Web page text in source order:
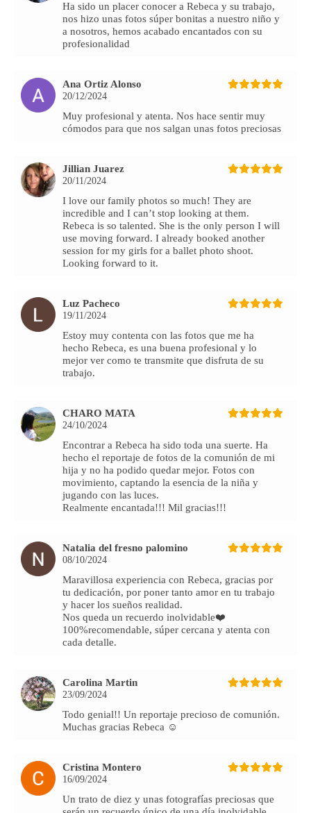
Ha sido un placer conocer a Rebeca y su trabajo,
nos hizo unas fotos súper bonitas a nuestro niño y
a nosotros, hemos acabado encantados con su
profesionalidad
Ana Ortiz Alonso
20/12/2024
Muy profesional y atenta. Nos hace sentir muy
cómodos para que nos salgan unas fotos preciosas
Jillian Juarez
20/11/2024
I love our family photos so much! They are
incredible and I can’t stop looking at them.
Rebeca is so talented. She is the only person I will
use moving forward. I already booked another
session for my girls for a ballet photo shoot.
Looking forward to it.
Luz Pacheco
19/11/2024
Estoy muy contenta con las fotos que me ha
hecho Rebeca, es una buena profesional y lo
mejor ver como te transmite que disfruta de su
trabajo.
CHARO MATA
24/10/2024
Encontrar a Rebeca ha sido toda una suerte. Ha
hecho el reportaje de fotos de la comunión de mi
hija y no ha podido quedar mejor. Fotos con
movimiento, captando la esencia de la niña y
jugando con las luces.
Realmente encantada!!! Mil gracias!!!
Natalia del fresno palomino
08/10/2024
Maravillosa experiencia con Rebeca, gracias por
tu dedicación, por poner tanto amor en tu trabajo
y hacer los sueños realidad.
Nos queda un recuerdo inolvidable❤️
100%recomendable, súper cercana y atenta con
cada detalle.
Carolina Martin
23/09/2024
Todo genial!! Un reportaje precioso de comunión.
Muchas gracias Rebeca ☺️
Cristina Montero
16/09/2024
Un trato de diez y unas fotografías preciosas que